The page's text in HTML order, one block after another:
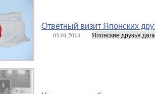
Ответный визит Японских
03.04.2014 Японские друзья